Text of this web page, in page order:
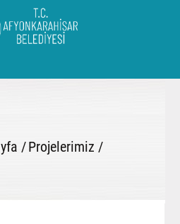
/Projelerimiz /